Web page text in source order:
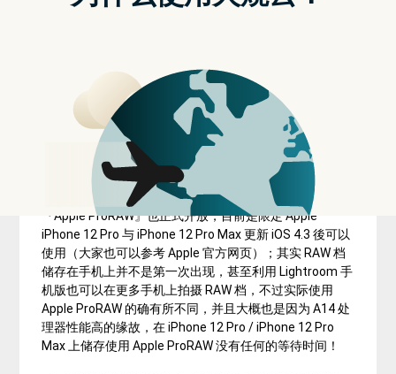
Apple ProRAW 和一般的 RAW 档有什麽不同？
如何开启与使用 Apple ProRAW
Apple ProRAW 动态范围测试
Apple ProRAW 推荐原因
iOS 14.3 正式推送後，其中一个阿辉等待很久的功能
『Apple ProRAW』也正式开放，目前是限定 Apple
iPhone 12 Pro 与 iPhone 12 Pro Max 更新 iOS 4.3 後可以
使用（大家也可以参考 Apple 官方网页）；其实 RAW 档
储存在手机上并不是第一次出现，甚至利用 Lightroom 手
机版也可以在更多手机上拍摄 RAW 档，不过实际使用
Apple ProRAW 的确有所不同，并且大概也是因为 A14 处
理器性能高的缘故，在 iPhone 12 Pro / iPhone 12 Pro
Max 上储存使用 Apple ProRAW 没有任何的等待时间！